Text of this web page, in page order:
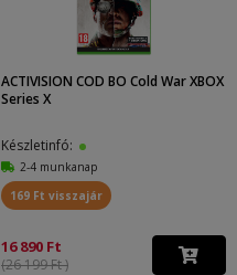
ACTIVISION COD BO Cold War XBOX
Series X
Készletinfó:
2-4 munkanap
169 Ft visszajár
16 890 Ft
(26 199 Ft )